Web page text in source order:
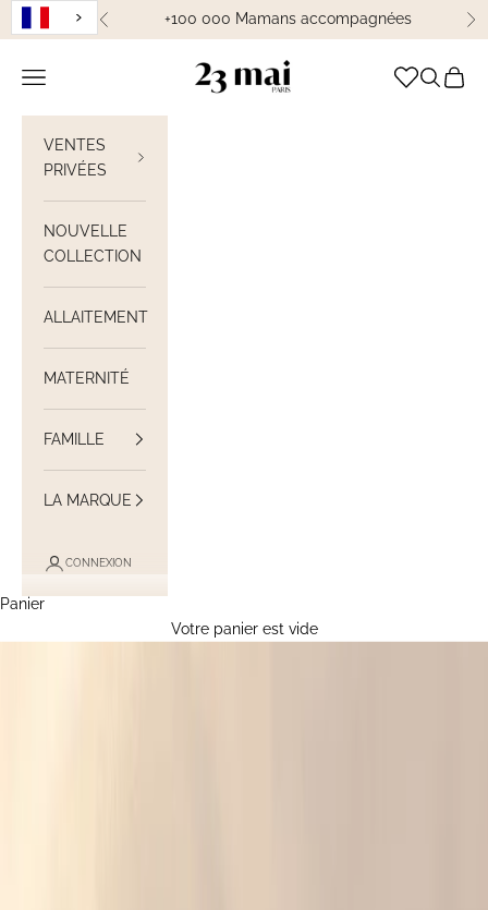
Passer au contenu
Précédent+100 000 Mamans accompagnées
23 Mai Paris
Ouvrir la navigation Ouvrir la
Voir
VENTES
PRIVÉES
NOUVELLE
COLLECTION
ALLAITEMENT
MATERNITÉ
FAMILLE
LA MARQUE
CONNEXION
Panier
Votre panier est vide